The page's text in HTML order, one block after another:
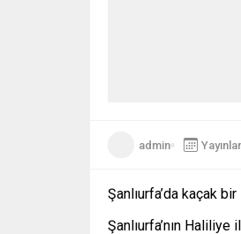
admin
Şanlıurfa’da kaçak
Şanlıurfa’nın